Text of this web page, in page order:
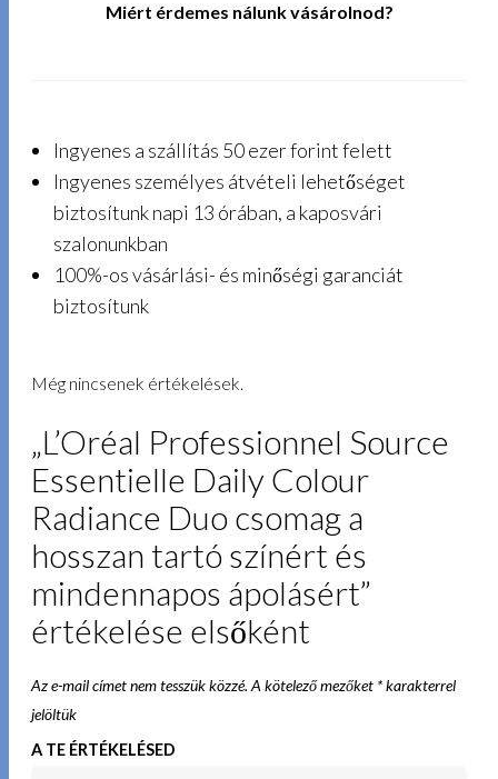
Miért érdemes nálunk vásárolnod?
Ingyenes a szállítás 50 ezer forint felett
Ingyenes személyes átvételi lehetőséget
biztosítunk napi 13 órában, a kaposvári
szalonunkban
100%-os vásárlási- és minőségi garanciát
biztosítunk
Még nincsenek értékelések.
„L’Oréal Professionnel Source
Essentielle Daily Colour
Radiance Duo csomag a
hosszan tartó színért és
mindennapos ápolásért”
értékelése elsőként
Az e-mail címet nem tesszük közzé. A kötelező mezőket *karakterrel
jelöltük
A TE ÉRTÉKELÉSED